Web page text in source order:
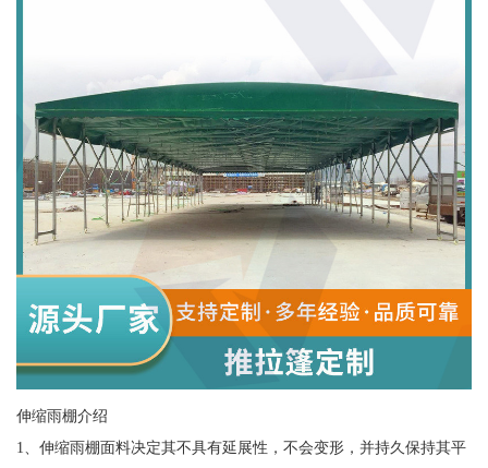
伸缩雨棚介绍
1、伸缩雨棚面料决定其不具有延展性，不会变形，并持久保持其平